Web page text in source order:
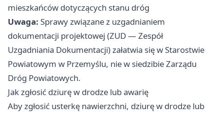
mieszkańców dotyczących stanu dróg
Uwaga: Sprawy związane z uzgadnianiem
dokumentacji projektowej (ZUD — Zespół
Uzgadniania Dokumentacji) załatwia się w Starostwie
Powiatowym w Przemyślu, nie w siedzibie Zarządu
Dróg Powiatowych.
Jak zgłosić dziurę w drodze lub awarię
Aby zgłosić usterkę nawierzchni, dziurę w drodze lub